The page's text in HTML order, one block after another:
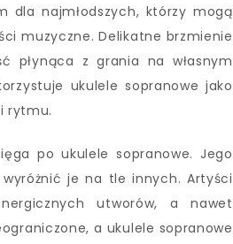
dla najmłodszych, którzy mogą
muzyczne. Delikatne brzmienie
płynąca z grania na własnym
ukulele sopranowe jako
rytmu.
po ukulele sopranowe. Jego
je na tle innych. Artyści
utworów, a nawet
a ukulele sopranowe